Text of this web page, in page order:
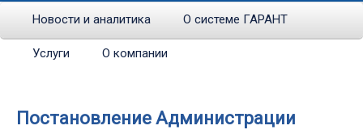
Новости и аналитика О системе ГАРАНТ
Услуги О компании
Постановление Администрации